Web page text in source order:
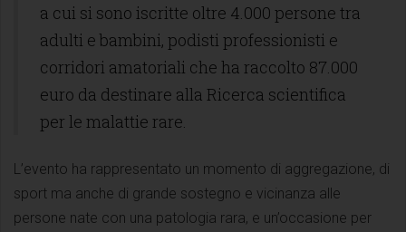
a cui si sono iscritte oltre 4.000 persone tra
adulti e bambini, podisti professionisti e
corridori amatoriali che ha raccolto 87.000
euro da destinare alla Ricerca scientifica
per le malattie rare.
L’evento ha rappresentato un momento di aggregazione, di
sport ma anche di grande sostegno e vicinanza alle
persone nate con una patologia rara, e un’occasione per